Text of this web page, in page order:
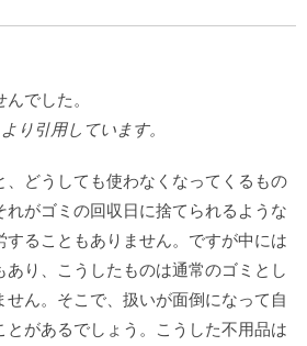
でした。
より引用しています。
どうしても使わなくなってくるもの
れがゴミの回収日に捨てられるような
することもありません。ですが中には
あり、こうしたものは通常のゴミとし
ん。そこで、扱いが面倒になって自
があるでしょう。こうした不用品は